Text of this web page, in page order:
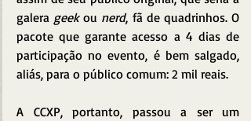
galera geek ou nerd, fã de quadrinhos. O
pacote que garante acesso a 4 dias de
participação no evento, é bem salgado,
aliás, para o público comum: 2 mil reais.
A CCXP, portanto, passou a ser um